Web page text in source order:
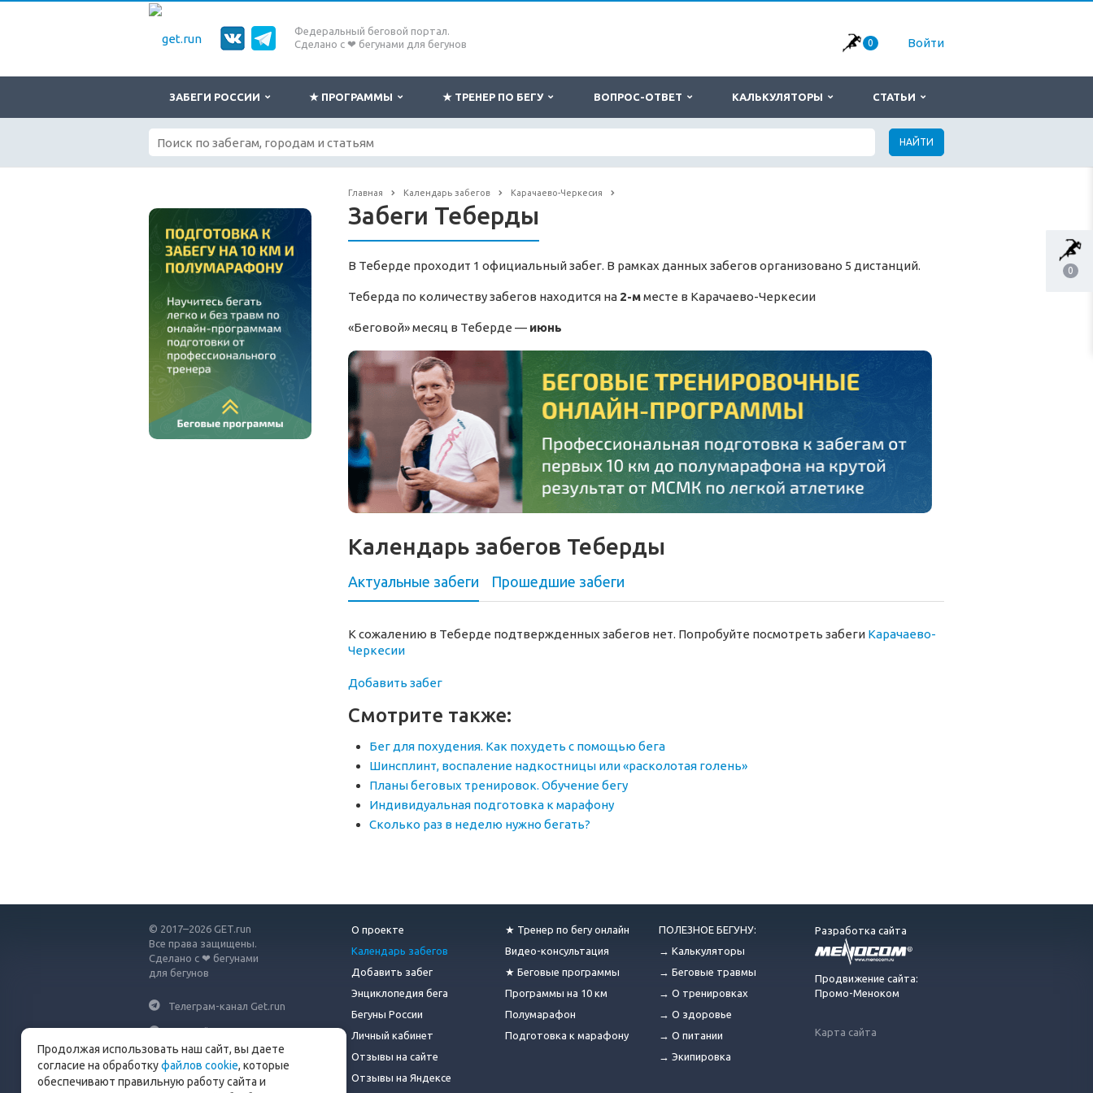
0
Федеральный беговой портал.
Сделано с ❤ бегунами для бегунов
0 Войти
ЗАБЕГИ РОССИИ ★ ПРОГРАММЫ ★ ТРЕНЕР ПО БЕГУ ВОПРОС-ОТВЕТ КАЛЬКУЛЯТОРЫ СТАТЬИ
НАЙТИ
Главная Календарь забегов Карачаево-Черкесия
Забеги Теберды
В Теберде проходит 1 официальный забег. В рамках данных забегов организовано 5 дистанций.
Теберда по количеству забегов находится на 2-мместе в Карачаево-Черкесии
«Беговой» месяц в Теберде — июнь
Календарь забегов Теберды
Актуальные забеги Прошедшие забеги
К сожалению в Теберде подтвержденных забегов нет. Попробуйте посмотреть забеги Карачаево-
Черкесии
Добавить забег
Смотрите также:
Бег для похудения. Как похудеть с помощью бега
Шинсплинт, воспаление надкостницы или «расколотая голень»
Планы беговых тренировок. Обучение бегу
Индивидуальная подготовка к марафону
Сколько раз в неделю нужно бегать?
© 2017–2026 GET.run
Все права защищены.
Сделано с ❤ бегунами
для бегунов
Телеграм-канал Get.run
Беговой чат в Телеграм
info@get.run
О проекте
Календарь забегов
Добавить забег
Энциклопедия бега
Бегуны России
Личный кабинет
Отзывы на сайте
Отзывы на Яндексе
★ Тренер по бегу онлайн
Видео-консультация
★ Беговые программы
Программы на 10 км
Полумарафон
Подготовка к марафону
ПОЛЕЗНОЕ БЕГУНУ:
→ Калькуляторы
→ Беговые травмы
→ О тренировках
→ О здоровье
→ О питании
→ Экипировка
Разработка сайта
Продвижение сайта:
Промо-Меноком
Карта сайта
Продолжая использовать наш сайт, вы даете
согласие на обработкуфайлов cookie, которые
обеспечивают правильную работу сайта и